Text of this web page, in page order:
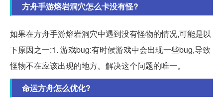
方舟手游熔岩洞穴怎么卡没有怪?
如果在方舟手游熔岩洞穴中遇到没有怪物的情况,可能是以
下原因之一:1. 游戏bug:有时候游戏中会出现一些bug,导致
怪物不在应该出现的地方。解决这个问题的唯一。
命运方舟怎么优化?